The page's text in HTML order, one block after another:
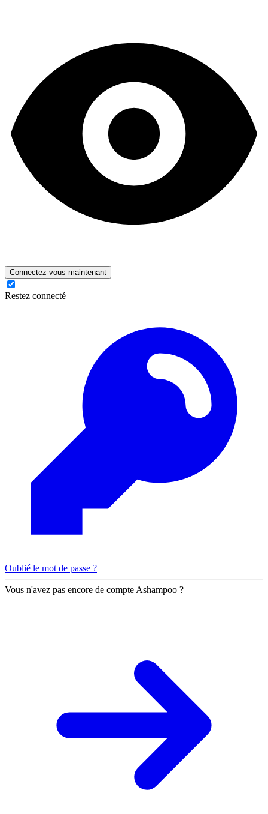
Connectez-vous maintenant
Restez connecté
Oublié le mot de passe ?
Vous n'avez pas encore de compte Ashampoo ?